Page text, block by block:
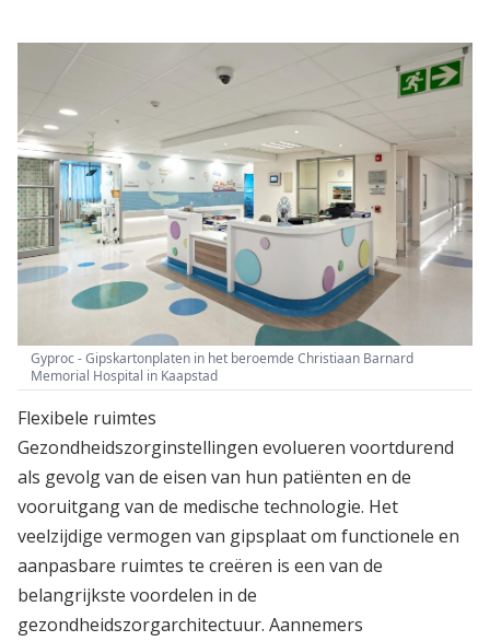
Gyproc - Gipskartonplaten in het beroemde Christiaan Barnard
Memorial Hospital in Kaapstad
Flexibele ruimtes
Gezondheidszorginstellingen evolueren voortdurend
als gevolg van de eisen van hun patiënten en de
vooruitgang van de medische technologie. Het
veelzijdige vermogen van gipsplaat om functionele en
aanpasbare ruimtes te creëren is een van de
belangrijkste voordelen in de
gezondheidszorgarchitectuur. Aannemers